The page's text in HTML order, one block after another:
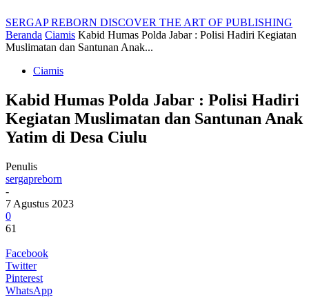
SERGAP REBORN DISCOVER THE ART OF PUBLISHING
Beranda Ciamis Kabid Humas Polda Jabar : Polisi Hadiri Kegiatan
Muslimatan dan Santunan Anak...
Ciamis
Kabid Humas Polda Jabar : Polisi Hadiri
Kegiatan Muslimatan dan Santunan Anak
Yatim di Desa Ciulu
Penulis
sergapreborn
-
7 Agustus 2023
0
61
Facebook
Twitter
Pinterest
WhatsApp